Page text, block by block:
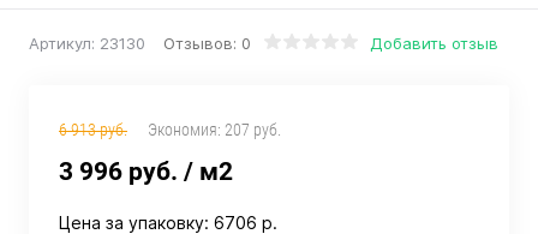
Отзывов: 0 Добавить отзыв
Артикул: 23130
6 913 руб. Экономия: 207 руб.
3 996 руб. / м2
Цена за упаковку: 6706 р.